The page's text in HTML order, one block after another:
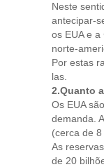
Neste
antecipar-
os EUA e
norte-
Por estas
las.
2.Quanto
Os EUA
demanda.
(cerca de 8
As
de 20